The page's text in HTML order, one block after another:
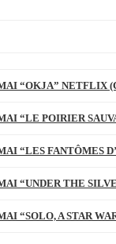
“OKJA” NETFLIX
“LE POIRIER
“LES FANTÔMES
“UNDER THE
“SOLO, A STAR